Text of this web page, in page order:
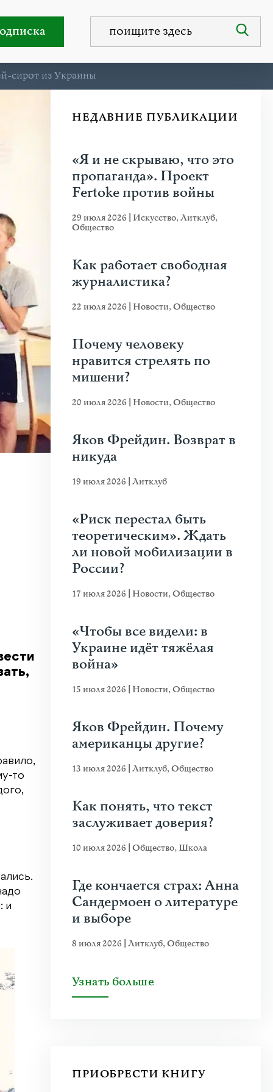
сирот из Украины
то
и
НЕДАВНИЕ ПУБЛИКАЦИИ
«Я и не скрываю, что это
пропаганда». Проект
Fertoke против войны
29 июля 2026 Искусство,Литклуб,
Общество
Как работает свободная
журналистика?
22 июля 2026 Новости,Общество
Почему человеку
нравится стрелять по
мишени?
20 июля 2026 Новости,Общество
Яков Фрейдин. Возврат в
никуда
19 июля 2026 Литклуб
«Риск перестал быть
теоретическим». Ждать
ли новой мобилизации в
России?
17 июля 2026 Новости,Общество
«Чтобы все видели: в
Украине идёт тяжёлая
война»
15 июля 2026 Новости,Общество
Яков Фрейдин. Почему
американцы другие?
13 июля 2026 Литклуб,Общество
Как понять, что текст
заслуживает доверия?
10 июля 2026 Общество, Школа
Где кончается страх: Анна
Сандермоен о литературе
и выборе
8 июля 2026 Литклуб,Общество
Узнать больше
ПРИОБРЕСТИ КНИГУ